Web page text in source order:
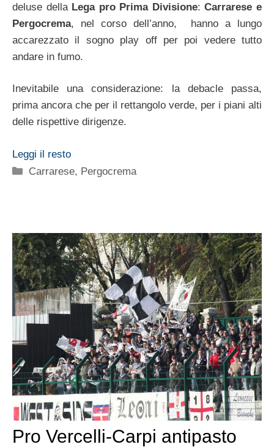
deluse della Lega pro Prima Divisione:Carrarese e
Pergocrema, nel corso dell’anno, hanno a lungo
accarezzato il sogno play off per poi vedere tutto
andare in fumo.
Inevitabile una considerazione: la debacle passa,
prima ancora che per il rettangolo verde, per i piani alti
delle rispettive dirigenze.
Leggi il resto
Categorie
Carrarese, Pergocrema
Pro Vercelli-Carpi antipasto